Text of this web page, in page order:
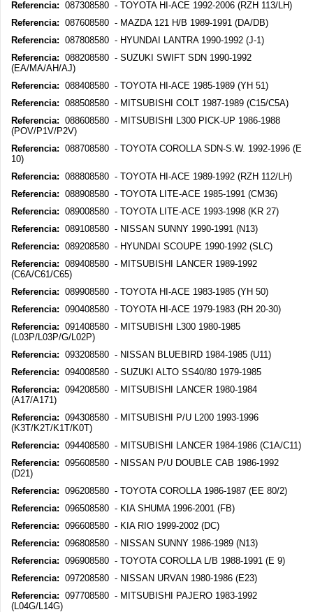
Referencia: 087308580 - TOYOTA HI-ACE 1992-2006 (RZH 113/LH)
Referencia: 087608580 - MAZDA 121 H/B 1989-1991 (DA/DB)
Referencia: 087808580 - HYUNDAI LANTRA 1990-1992 (J-1)
Referencia: 088208580 - SUZUKI SWIFT SDN 1990-1992
(EA/MA/AH/AJ)
Referencia: 088408580 - TOYOTA HI-ACE 1985-1989 (YH 51)
Referencia: 088508580 - MITSUBISHI COLT 1987-1989 (C15/C5A)
Referencia: 088608580 - MITSUBISHI L300 PICK-UP 1986-1988
(POV/P1V/P2V)
Referencia: 088708580 - TOYOTA COROLLA SDN-S.W. 1992-1996 (E
10)
Referencia: 088808580 - TOYOTA HI-ACE 1989-1992 (RZH 112/LH)
Referencia: 088908580 - TOYOTA LITE-ACE 1985-1991 (CM36)
Referencia: 089008580 - TOYOTA LITE-ACE 1993-1998 (KR 27)
Referencia: 089108580 - NISSAN SUNNY 1990-1991 (N13)
Referencia: 089208580 - HYUNDAI SCOUPE 1990-1992 (SLC)
Referencia: 089408580 - MITSUBISHI LANCER 1989-1992
(C6A/C61/C65)
Referencia: 089908580 - TOYOTA HI-ACE 1983-1985 (YH 50)
Referencia: 090408580 - TOYOTA HI-ACE 1979-1983 (RH 20-30)
Referencia: 091408580 - MITSUBISHI L300 1980-1985
(L03P/L03P/G/L02P)
Referencia: 093208580 - NISSAN BLUEBIRD 1984-1985 (U11)
Referencia: 094008580 - SUZUKI ALTO SS40/80 1979-1985
Referencia: 094208580 - MITSUBISHI LANCER 1980-1984
(A17/A171)
Referencia: 094308580 - MITSUBISHI P/U L200 1993-1996
(K3T/K2T/K1T/K0T)
Referencia: 094408580 - MITSUBISHI LANCER 1984-1986 (C1A/C11)
Referencia: 095608580 - NISSAN P/U DOUBLE CAB 1986-1992
(D21)
Referencia: 096208580 - TOYOTA COROLLA 1986-1987 (EE 80/2)
Referencia: 096508580 - KIA SHUMA 1996-2001 (FB)
Referencia: 096608580 - KIA RIO 1999-2002 (DC)
Referencia: 096808580 - NISSAN SUNNY 1986-1989 (N13)
Referencia: 096908580 - TOYOTA COROLLA L/B 1988-1991 (E 9)
Referencia: 097208580 - NISSAN URVAN 1980-1986 (E23)
Referencia: 097708580 - MITSUBISHI PAJERO 1983-1992
(L04G/L14G)